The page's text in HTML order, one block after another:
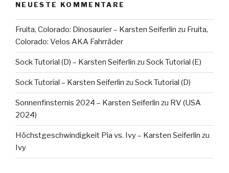
NEUESTE KOMMENTARE
Fruita, Colorado: Dinosaurier – Karsten Seiferlin zu Fruita,
Colorado: Velos AKA Fahrräder
Sock Tutorial (D) – Karsten Seiferlin zu Sock Tutorial (E)
Sock Tutorial – Karsten Seiferlin zu Sock Tutorial (D)
Sonnenfinsternis 2024 – Karsten Seiferlin zu RV (USA
2024)
Höchstgeschwindigkeit Pia vs. Ivy – Karsten Seiferlin zu
Ivy